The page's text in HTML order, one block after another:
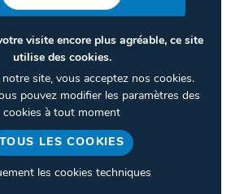
Termes et conditions
Politique de confidentialité
Gestion des cookies
visite encore plus agréable, ce site
utilise des cookies.
site, vous acceptez nos cookies.
pouvez modifier les paramètres des
cookies à tout moment
TOUS LES COOKIES
les cookies techniques